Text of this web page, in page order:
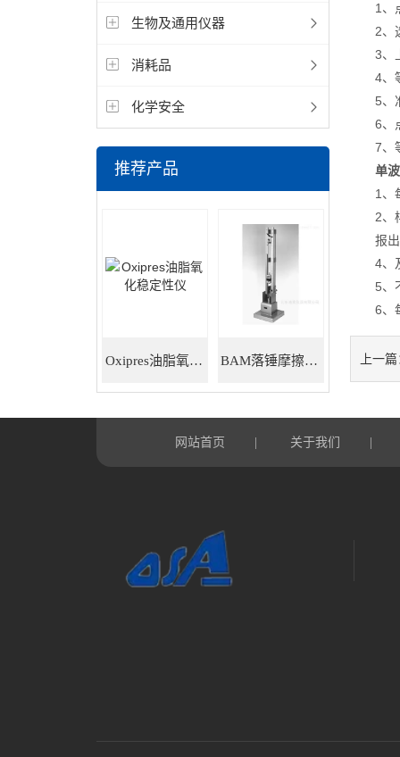
生物及通用仪器
消耗品
化学安全
推荐产品
Oxipres油脂氧化稳定性仪 BAM落锤摩擦感度仪
1、点
2、选
3、上
4、等
5、准
6、点
7、等
单
1、每
2、样
报出的
4、及
5、不
6、每
上一
网站首页 关于我们